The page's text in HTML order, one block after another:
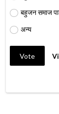
बहुजन समाज
अन्य
Vote